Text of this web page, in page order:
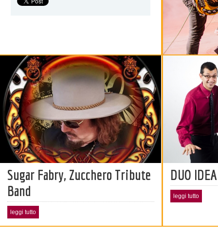
Sugar Fabry, Zucchero Tribute
Band
leggi tutto
DUO IDEA
leggi tutto